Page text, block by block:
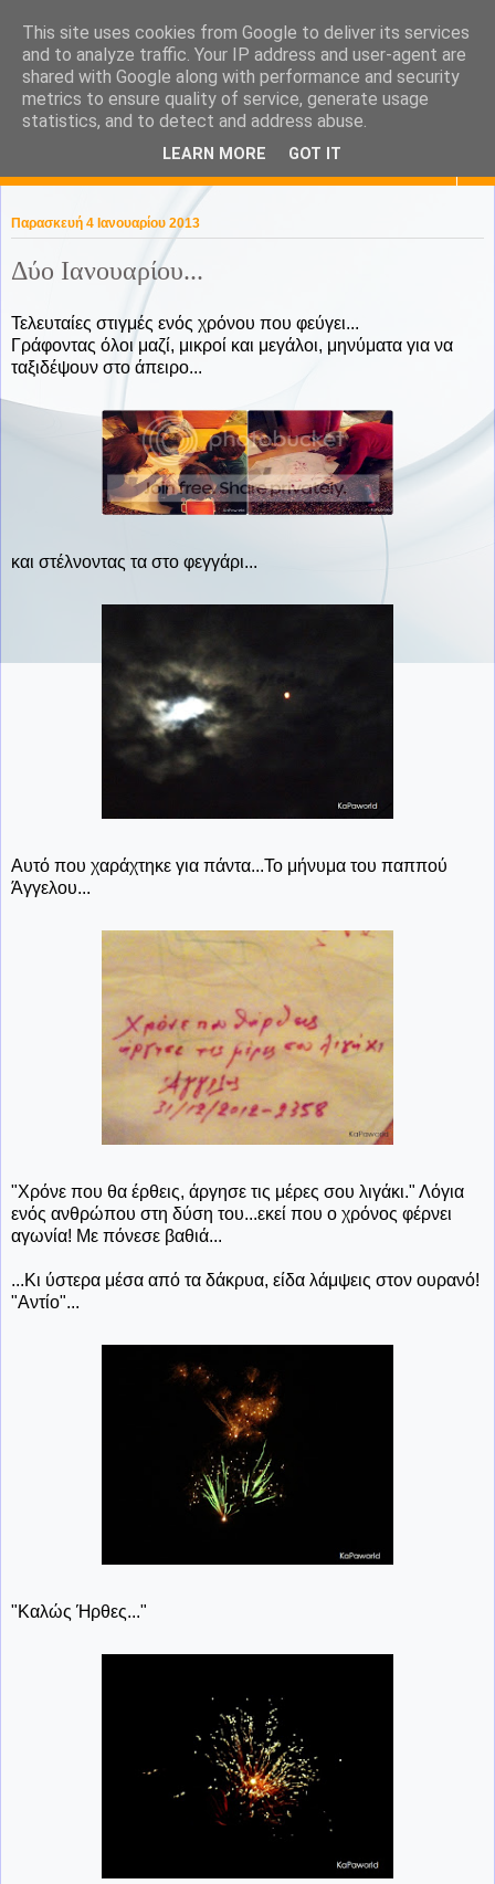
KaPa. Me without you...tea
without a biscuit!
Παρασκευή 4 Ιανουαρίου 2013
Δύο Ιανουαρίου...
Τελευταίες στιγμές ενός χρόνου που φεύγει...
Γράφοντας όλοι μαζί, μικροί και μεγάλοι, μηνύματα για να
ταξιδέψουν στο άπειρο...
και στέλνοντας τα στο φεγγάρι...
Αυτό που χαράχτηκε για πάντα...Το μήνυμα του παππού
Άγγελου...
"Χρόνε που θα έρθεις, άργησε τις μέρες σου λιγάκι." Λόγια
ενός ανθρώπου στη δύση του...εκεί που ο χρόνος φέρνει
αγωνία! Με πόνεσε βαθιά...
...Κι ύστερα μέσα από τα δάκρυα, είδα λάμψεις στον ουρανό!
"Αντίο"...
"Καλώς Ήρθες..."
This site uses cookies from Google to deliver its services
and to analyze traffic. Your IP address and user-agent are
shared with Google along with performance and security
metrics to ensure quality of service, generate usage
statistics, and to detect and address abuse.
LEARN MORE GOT IT